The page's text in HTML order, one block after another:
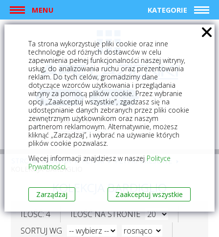
MENU KATEGORIE
logowanie rejestracja
Mój koszyk (0)
STRONA GŁÓWNA PŁYTKI
PŁYTKI GRESOWE
KOLEKCJA BARDIGLIO
KOLEKCJA BARDIGLIO
ILOŚĆ: 4
ILOŚĆ NA STRONIE
SORTUJ WG
Ta strona wykorzystuje pliki cookie oraz inne
technologie od różnych dostawców w celu
zapewnienia pełnej funkcjonalności naszej witryny,
usług, do analizowania ruchu oraz prezentowania
reklam. Do tych celów, gromadzimy dane
dotyczące wzorców użytkowania i przeglądania
witryny za pomocą plików cookie. Przez wybranie
opcji „Zaakceptuj wszystkie”, zgadzasz się na
udostępnianie danych zebranych przez pliki cookie
zewnętrznym użytkownikom oraz naszym
partnerom reklamowym. Alternatywnie, możesz
kliknąć „Zarządzaj”, i wybrać na używanie których
plików cookie pozwalasz.
Więcej informacji znajdziesz w naszej Polityce
Prywatności.
Zarządzaj Zaakceptuj wszystkie